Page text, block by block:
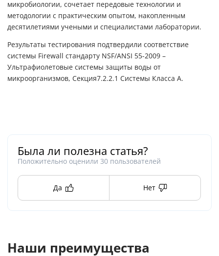
микробиологии, сочетает передовые технологии и
методологии с практическим опытом, накопленным
десятилетиями учеными и специалистами лаборатории.
Результаты тестирования подтвердили соответствие
системы Firewall стандарту NSF/ANSI 55-2009 –
Ультрафиолетовые системы защиты воды от
микроорганизмов, Секция7.2.2.1 Системы Класса А.
Была ли полезна статья?
Положительно оценили 30 пользователей
Да Нет
Наши преимущества